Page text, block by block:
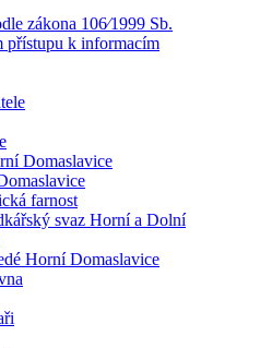
zákona 106⁄1999 Sb.
přístupu k informacím
Domaslavice
farnost
svaz Horní a Dolní
Horní Domaslavice